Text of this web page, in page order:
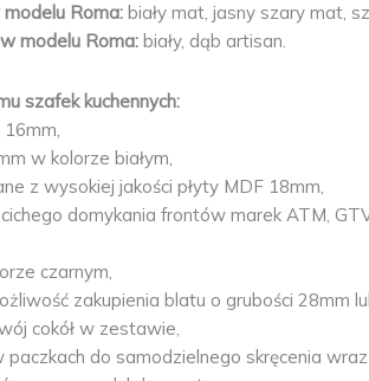
Roma: biały mat, jasny szary mat,
modelu Roma: biały, dąb artisan.
szafek kuchennych:
w kolorze białym,
z wysokiej jakości płyty MDF 18mm,
domykania frontów marek ATM,
czarnym,
zakupienia blatu o grubości 28mm
cokół w zestawie,
do samodzielnego skręcenia